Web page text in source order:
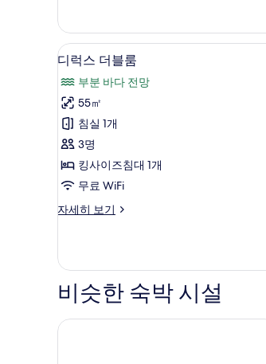
두
보
기
원
전
망
자
세
히
보
기
디
럭
스
더
블
룸
사
모
보
미니바, 객
6
디럭스 더블룸
부분 바다 전망
55㎡
침실 1개
3명
킹사이즈침대 1개
무료 WiFi
자세히 보기
디
블
자
히
비슷한 숙박 시설
뉴월드 푸꾸옥 리조트